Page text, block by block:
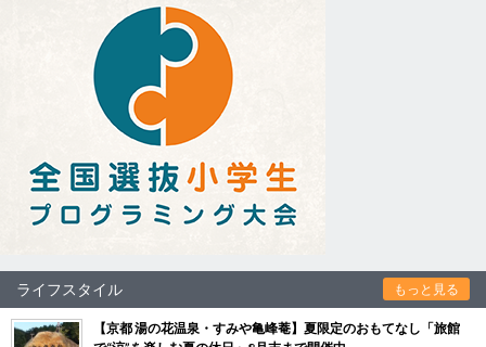
ライフスタイル もっと見る
【京都 湯の花温泉・すみや亀峰菴】夏限定のおもてなし「旅館